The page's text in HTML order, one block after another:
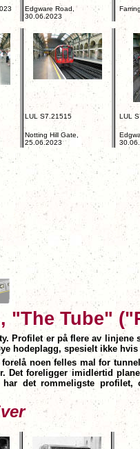
Edgware Road,
30.06.2023
LUL S7.21515
Notting Hill Gate,
25.06.2023
LUL
"The Tube"
Profilet er på flere av
hodeplagg, spesielt ikke
noen felles mal for
foreligger imidlertid
det rommeligste profilet,